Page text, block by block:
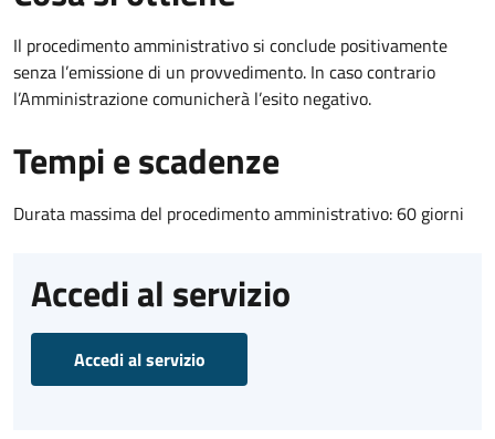
Il procedimento amministrativo si conclude positivamente
senza l’emissione di un provvedimento. In caso contrario
l’Amministrazione comunicherà l’esito negativo.
Tempi e scadenze
Durata massima del procedimento amministrativo: 60 giorni
Accedi al servizio
Accedi al servizio